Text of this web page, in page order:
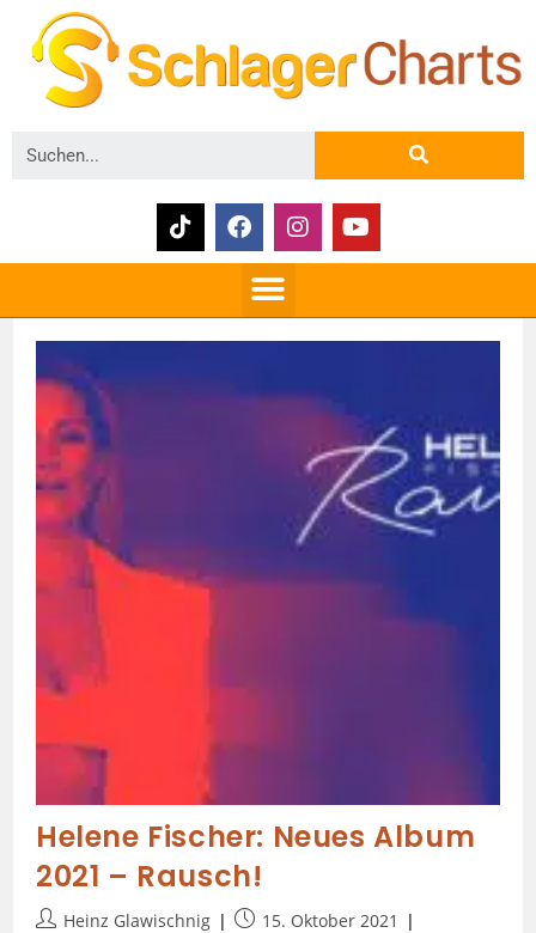
Helene Fischer: Neues Album
2021 – Rausch!
Heinz Glawischnig
15. Oktober 2021